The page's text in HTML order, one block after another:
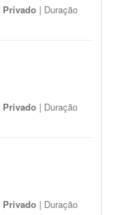
Privado | Duração
Privado | Duração
Privado | Duração